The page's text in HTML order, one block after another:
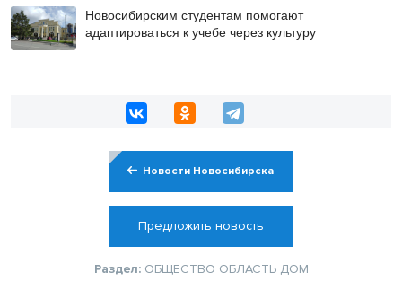
Новосибирским студентам помогают
адаптироваться к учебе через культуру
Новости Новосибирска
Предложить новость
Раздел: ОБЩЕСТВО ОБЛАСТЬ ДОМ